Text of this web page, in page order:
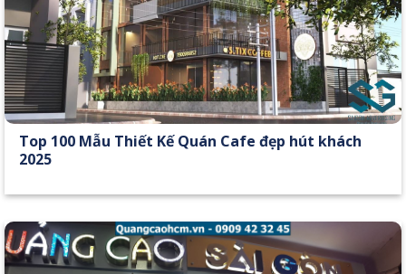
Top 100 Mẫu Thiết Kế Quán Cafe đẹp hút khách
2025